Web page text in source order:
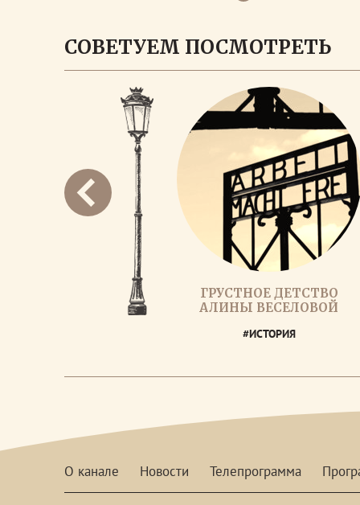
СОВЕТУЕМ ПОСМОТРЕТЬ
ГРУСТНОЕ ДЕТСТВО
АЛИНЫ ВЕСЕЛОВОЙ
#ИСТОРИЯ
О канале Новости Телепрограмма